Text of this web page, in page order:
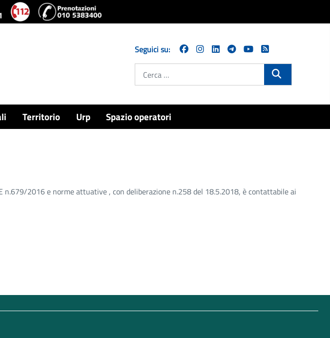
Seguici su:
Cerca
Territorio Urp Spazio operatori
n.679/2016 e norme attuative , con deliberazione n.258 del 18.5.2018, è contattabile ai